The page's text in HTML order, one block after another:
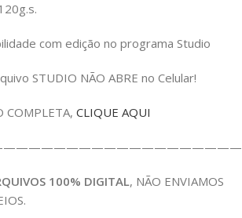
com edição no programa Studio
STUDIO NÃO ABRE no Celular!
COMPLETA, CLIQUE AQUI
100% DIGITAL, NÃO ENVIAMOS